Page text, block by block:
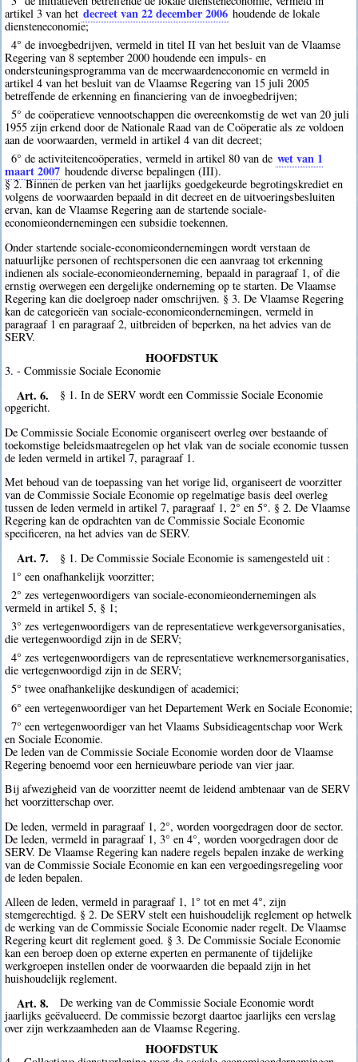
artikel 3 van het decreet van 22 december 2006 houdende de lokale
diensteneconomie;
4° de invoegbedrijven, vermeld in titel II van het besluit van de Vlaamse
Regering van 8 september 2000 houdende een impuls- en
ondersteuningsprogramma van de meerwaardeneconomie en vermeld in
artikel 4 van het besluit van de Vlaamse Regering van 15 juli 2005
betreffende de erkenning en financiering van de invoegbedrijven;
5° de coöperatieve vennootschappen die overeenkomstig de wet van 20 juli
1955 zijn erkend door de Nationale Raad van de Coöperatie als ze voldoen
aan de voorwaarden, vermeld in artikel 4 van dit decreet;
6° de activiteitencoöperaties, vermeld in artikel 80 van de wet van 1
maart 2007 houdende diverse bepalingen (III).
§ 2. Binnen de perken van het jaarlijks goedgekeurde begrotingskrediet en
volgens de voorwaarden bepaald in dit decreet en de uitvoeringsbesluiten
ervan, kan de Vlaamse Regering aan de startende sociale-
economieondernemingen een subsidie toekennen.
Onder startende sociale-economieondernemingen wordt verstaan de
natuurlijke personen of rechtspersonen die een aanvraag tot erkenning
indienen als sociale-economieonderneming, bepaald in paragraaf 1, of die
ernstig overwegen een dergelijke onderneming op te starten. De Vlaamse
Regering kan die doelgroep nader omschrijven. § 3. De Vlaamse Regering
kan de categorieën van sociale-economieondernemingen, vermeld in
paragraaf 1 en paragraaf 2, uitbreiden of beperken, na het advies van de
SERV.
HOOFDSTUK
3. - Commissie Sociale Economie
Art. 6.
§ 1. In de SERV wordt een Commissie Sociale Economie
opgericht.
De Commissie Sociale Economie organiseert overleg over bestaande of
toekomstige beleidsmaatregelen op het vlak van de sociale economie tussen
de leden vermeld in artikel 7, paragraaf 1.
Met behoud van de toepassing van het vorige lid, organiseert de voorzitter
van de Commissie Sociale Economie op regelmatige basis deel overleg
tussen de leden vermeld in artikel 7, paragraaf 1, 2° en 5°. § 2. De Vlaamse
Regering kan de opdrachten van de Commissie Sociale Economie
specificeren, na het advies van de SERV.
Art. 7.
§ 1. De Commissie Sociale Economie is samengesteld uit :
1° een onafhankelijk voorzitter;
2° zes vertegenwoordigers van sociale-economieondernemingen als
vermeld in artikel 5, § 1;
3° zes vertegenwoordigers van de representatieve werkgeversorganisaties,
die vertegenwoordigd zijn in de SERV;
4° zes vertegenwoordigers van de representatieve werknemersorganisaties,
die vertegenwoordigd zijn in de SERV;
5° twee onafhankelijke deskundigen of academici;
6° een vertegenwoordiger van het Departement Werk en Sociale Economie;
7° een vertegenwoordiger van het Vlaams Subsidieagentschap voor Werk
en Sociale Economie.
De leden van de Commissie Sociale Economie worden door de Vlaamse
Regering benoemd voor een hernieuwbare periode van vier jaar.
Bij afwezigheid van de voorzitter neemt de leidend ambtenaar van de SERV
het voorzitterschap over.
De leden, vermeld in paragraaf 1, 2°, worden voorgedragen door de sector.
De leden, vermeld in paragraaf 1, 3° en 4°, worden voorgedragen door de
SERV. De Vlaamse Regering kan nadere regels bepalen inzake de werking
van de Commissie Sociale Economie en kan een vergoedingsregeling voor
de leden bepalen.
Alleen de leden, vermeld in paragraaf 1, 1° tot en met 4°, zijn
stemgerechtigd. § 2. De SERV stelt een huishoudelijk reglement op hetwelk
de werking van de Commissie Sociale Economie nader regelt. De Vlaamse
Regering keurt dit reglement goed. § 3. De Commissie Sociale Economie
kan een beroep doen op externe experten en permanente of tijdelijke
werkgroepen instellen onder de voorwaarden die bepaald zijn in het
huishoudelijk reglement.
Art. 8.
De werking van de Commissie Sociale Economie wordt
jaarlijks geëvalueerd. De commissie bezorgt daartoe jaarlijks een verslag
over zijn werkzaamheden aan de Vlaamse Regering.
HOOFDSTUK